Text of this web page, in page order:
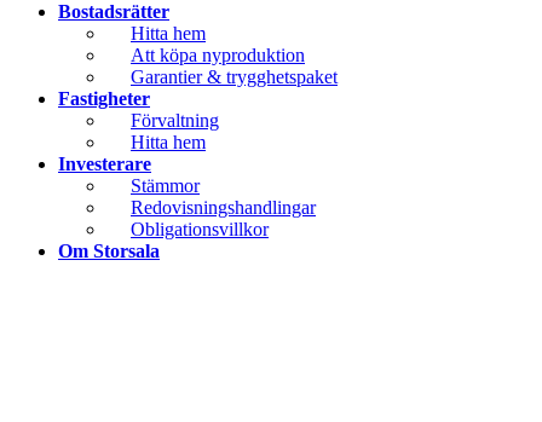
Bostadsrätter
Hitta hem
Att köpa nyproduktion
Garantier & trygghetspaket
Fastigheter
Förvaltning
Hitta hem
Investerare
Stämmor
Redovisningshandlingar
Obligationsvillkor
Om Storsala